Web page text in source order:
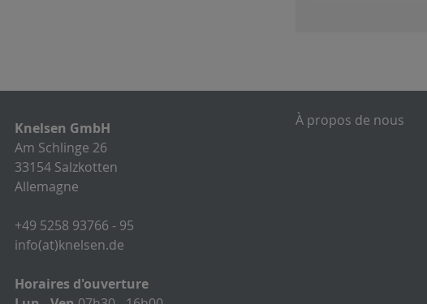
Knelsen GmbH
Am Schlinge 26
33154 Salzkotten
Allemagne
+49 5258 93766 - 95
info(at)knelsen.de
Horaires d'ouverture
À propos de nous